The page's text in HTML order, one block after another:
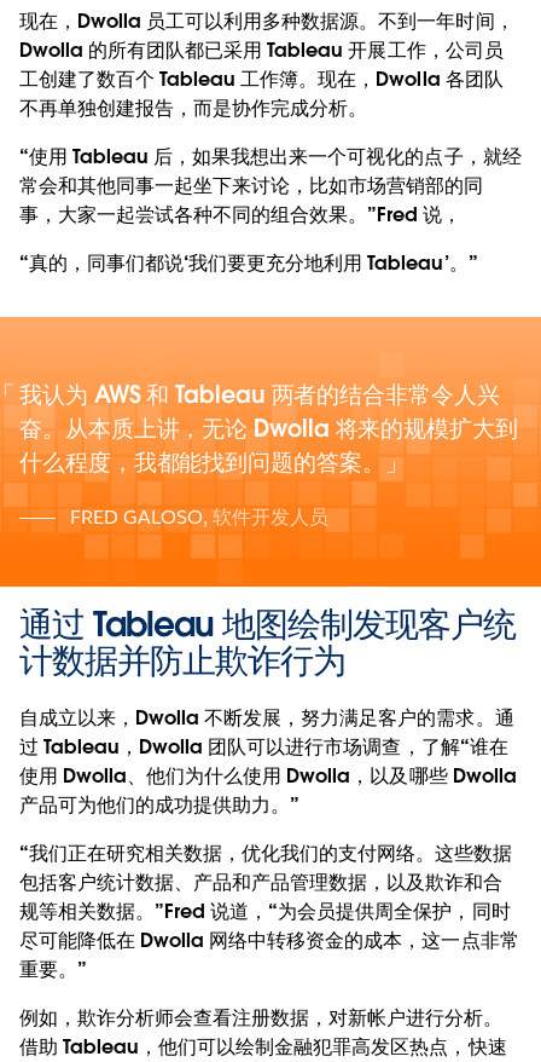
现在，Dwolla 员工可以利用多种数据源。不到一年时间，
Dwolla 的所有团队都已采用 Tableau 开展工作，公司员
工创建了数百个 Tableau 工作簿。现在，Dwolla 各团队
不再单独创建报告，而是协作完成分析。
“使用 Tableau 后，如果我想出来一个可视化的点子，就经
常会和其他同事一起坐下来讨论，比如市场营销部的同
事，大家一起尝试各种不同的组合效果。”Fred 说，
“真的，同事们都说‘我们要更充分地利用 Tableau’。”
我认为 AWS 和 Tableau 两者的结合非常令人兴
奋。从本质上讲，无论 Dwolla 将来的规模扩大到
什么程度，我都能找到问题的答案。
FRED GALOSO, 软件开发人员
通过 Tableau 地图绘制发现客户统
计数据并防止欺诈行为
自成立以来，Dwolla 不断发展，努力满足客户的需求。通
过 Tableau，Dwolla 团队可以进行市场调查，了解“谁在
使用 Dwolla、他们为什么使用 Dwolla，以及哪些 Dwolla
产品可为他们的成功提供助力。”
“我们正在研究相关数据，优化我们的支付网络。这些数据
包括客户统计数据、产品和产品管理数据，以及欺诈和合
规等相关数据。”Fred 说道，“为会员提供周全保护，同时
尽可能降低在 Dwolla 网络中转移资金的成本，这一点非常
重要。”
例如，欺诈分析师会查看注册数据，对新帐户进行分析。
借助 Tableau，他们可以绘制金融犯罪高发区热点，快速